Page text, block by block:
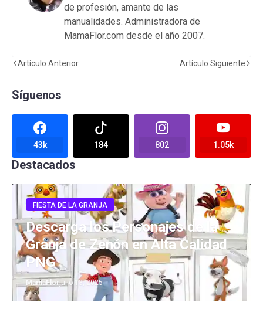
de profesión, amante de las
manualidades. Administradora de
MamaFlor.com desde el año 2007.
Artículo Anterior Artículo Siguiente
Síguenos
43k 184 802 1.05k
Destacados
FIESTA DE LA GRANJA
Descarga los Personajes de la
Granja de Zenón en Alta Calidad
PNG
MamaFlorjulio 13, 2025